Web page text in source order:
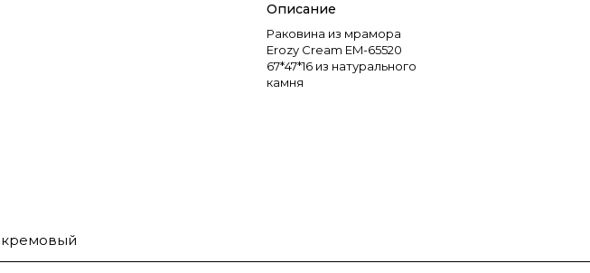
Описание
Раковина из мрамора
Erozy Cream EM-65520
67*47*16 из натурального
камня
кремовый